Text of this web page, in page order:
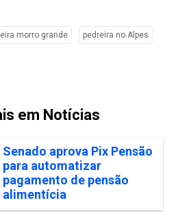
morro grande
pedreira no Alpes
em Notícias
Senado aprova Pix Pensão
para automatizar
pagamento de pensão
alimentícia